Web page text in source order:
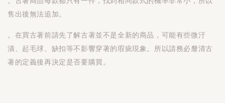
售出後無法追加。
。在買古著前請先了解古著並不是全新的商品，可能有些微汙
漬、起毛球、缺扣等不影響穿著的瑕疵現象。所以請務必釐清古
著的定義後再決定是否要購買。